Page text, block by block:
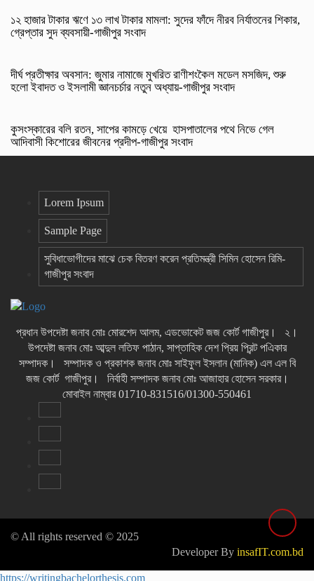
১২ হাজার টাকার ঋণে ১৩ লাখ টাকার মামলা: সুদের ফাঁদে নীরব নির্যাতনের শিকার,
গ্রেপ্তার সুদ ব্যবসায়ী-গাজীপুর সংবাদ
দীর্ঘ প্রতীক্ষার অবসান: জুমার নামাজে মুখরিত রাণীশংকৈল মডেল মসজিদ, শুরু
হলো ইবাদত ও ইসলামী জ্ঞানচর্চার নতুন অধ্যায়-গাজীপুর সংবাদ
কুসংস্কারের বলি রতন, সাপের কামড়ে খেয়ে হাসপাতালের পথে নিভে গেল
আদিবাসী কিশোরের জীবনের প্রদীপ-গাজীপুর সংবাদ
Lorem Ipsum
Sample Page
সুবিধাভোগীদের মাঝে চেক বিতরণ করেন প্রতিমন্ত্রী সিমিন হোসেন রিমি-
গাজীপুর সংবাদ
প্রধান উপদেষ্টা জনাব মোঃ মোরশেদ আলম, এডভোকেট জজ কোর্ট গাজীপুর। ২।
উপদেষ্টা জনাব মোঃ আব্দুল লতিফ পাঠান, সাপ্তাহিক দেশ প্রিয় প্রিন্ট পএিকার
সম্পাদক। সম্পাদক ও প্রকাশক জনাব মোঃ সাইফুল ইসলান (মানিক) এল এল বি
জজ কোর্ট গাজীপুর। নির্বাহী সম্পাদক জনাব মোঃ আজাহার হোসেন সরকার।
মোবাইল নাম্বার 01710-831516/01300-550461
© All rights reserved © 2025
Developer By insafIT.com.bd
https://writingbachelorthesis.com